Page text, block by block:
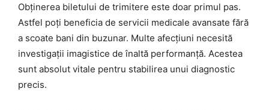
Obținerea biletului de trimitere este doar primul pas.
Astfel poți beneficia de servicii medicale avansate fără
a scoate bani din buzunar. Multe afecțiuni necesită
investigații imagistice de înaltă performanță. Acestea
sunt absolut vitale pentru stabilirea unui diagnostic
precis.